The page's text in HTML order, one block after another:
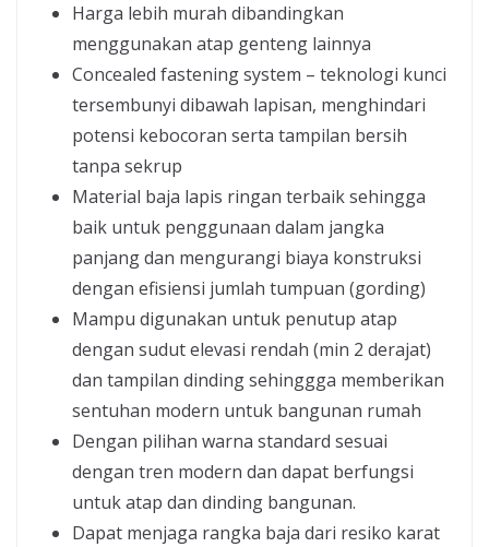
Harga lebih murah dibandingkan
menggunakan atap genteng lainnya
Concealed fastening system – teknologi kunci
tersembunyi dibawah lapisan, menghindari
potensi kebocoran serta tampilan bersih
tanpa sekrup
Material baja lapis ringan terbaik sehingga
baik untuk penggunaan dalam jangka
panjang dan mengurangi biaya konstruksi
dengan efisiensi jumlah tumpuan (gording)
Mampu digunakan untuk penutup atap
dengan sudut elevasi rendah (min 2 derajat)
dan tampilan dinding sehinggga memberikan
sentuhan modern untuk bangunan rumah
Dengan pilihan warna standard sesuai
dengan tren modern dan dapat berfungsi
untuk atap dan dinding bangunan.
Dapat menjaga rangka baja dari resiko karat